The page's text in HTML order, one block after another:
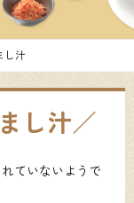
し汁
し汁
ていないようで